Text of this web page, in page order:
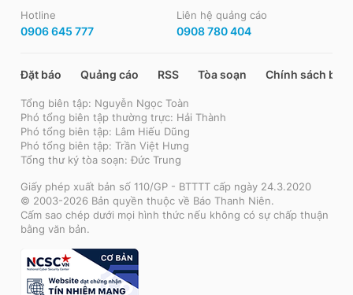
Hotline
0906 645 777
Liên hệ quảng cáo
0908 780 404
Đặt báo Quảng cáo RSS Tòa soạn Chính sách bảo
Tổng biên tập: Nguyễn Ngọc Toàn
Phó tổng biên tập thường trực: Hải Thành
Phó tổng biên tập: Lâm Hiếu Dũng
Phó tổng biên tập: Trần Việt Hưng
Tổng thư ký tòa soạn: Đức Trung
Giấy phép xuất bản số 110/GP - BTTTT cấp ngày 24.3.2020
© 2003-2026 Bản quyền thuộc về Báo Thanh Niên.
Cấm sao chép dưới mọi hình thức nếu không có sự chấp thuận
bằng văn bản.